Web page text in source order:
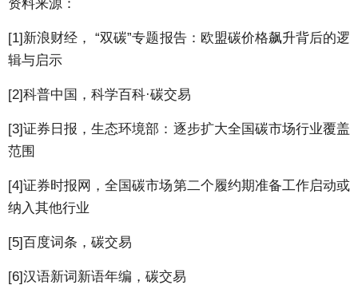
资料来源：
[1]新浪财经， “双碳”专题报告：欧盟碳价格飙升背后的逻
辑与启示
[2]科普中国，科学百科·碳交易
[3]证券日报，生态环境部：逐步扩大全国碳市场行业覆盖
范围
[4]证券时报网，全国碳市场第二个履约期准备工作启动或
纳入其他行业
[5]百度词条，碳交易
[6]汉语新词新语年编，碳交易